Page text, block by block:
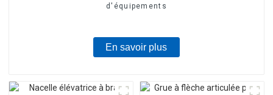
d'équipements
En savoir plus